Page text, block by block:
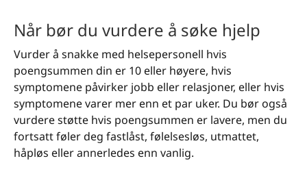
Når bør du vurdere å søke hjelp
Vurder å snakke med helsepersonell hvis
poengsummen din er 10 eller høyere, hvis
symptomene påvirker jobb eller relasjoner, eller hvis
symptomene varer mer enn et par uker. Du bør også
vurdere støtte hvis poengsummen er lavere, men du
fortsatt føler deg fastlåst, følelsesløs, utmattet,
håpløs eller annerledes enn vanlig.